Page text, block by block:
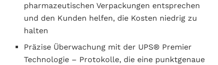
pharmazeutischen Verpackungen entsprechen
und den Kunden helfen, die Kosten niedrig zu
halten
Präzise Überwachung mit der UPS® Premier
Technologie – Protokolle, die eine punktgenaue